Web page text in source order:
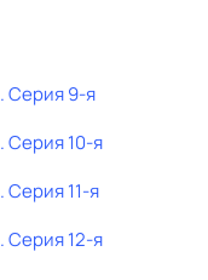
. Серия 9-я
. Серия 10-я
. Серия 11-я
. Серия 12-я